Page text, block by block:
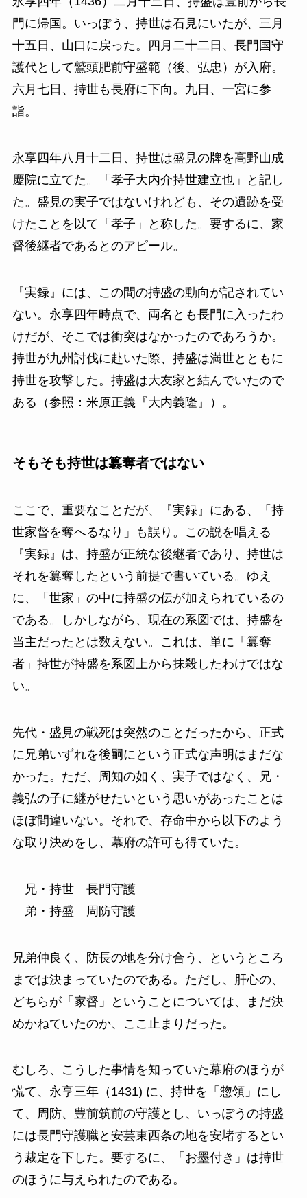
門に帰国。いっぽう、持世は石見にいたが、三月
十五日、山口に戻った。四月二十二日、長門国守
護代として鷲頭肥前守盛範（後、弘忠）が入府。
六月七日、持世も長府に下向。九日、一宮に参
詣。
永享四年八月十二日、持世は盛見の牌を高野山成
慶院に立てた。「孝子大内介持世建立也」と記し
た。盛見の実子ではないけれども、その遺跡を受
けたことを以て「孝子」と称した。要するに、家
督後継者であるとのアピール。
『実録』には、この間の持盛の動向が記されてい
ない。永享四年時点で、両名とも長門に入ったわ
けだが、そこでは衝突はなかったのであろうか。
持世が九州討伐に赴いた際、持盛は満世とともに
持世を攻撃した。持盛は大友家と結んでいたので
ある（参照：米原正義『大内義隆』）。
そもそも持世は簒奪者ではない
ここで、重要なことだが、『実録』にある、「持
世家督を奪へるなり」も誤り。この説を唱える
『実録』は、持盛が正統な後継者であり、持世は
それを簒奪したという前提で書いている。ゆえ
に、「世家」の中に持盛の伝が加えられているの
である。しかしながら、現在の系図では、持盛を
当主だったとは数えない。これは、単に「簒奪
者」持世が持盛を系図上から抹殺したわけではな
い。
先代・盛見の戦死は突然のことだったから、正式
に兄弟いずれを後嗣にという正式な声明はまだな
かった。ただ、周知の如く、実子ではなく、兄・
義弘の子に継がせたいという思いがあったことは
ほぼ間違いない。それで、存命中から以下のよう
な取り決めをし、幕府の許可も得ていた。
兄・持世 長門守護
弟・持盛 周防守護
兄弟仲良く、防長の地を分け合う、というところ
までは決まっていたのである。ただし、肝心の、
どちらが「家督」ということについては、まだ決
めかねていたのか、ここ止まりだった。
むしろ、こうした事情を知っていた幕府のほうが
慌て、永享三年（1431) に、持世を「惣領」にし
て、周防、豊前筑前の守護とし、いっぽうの持盛
には長門守護職と安芸東西条の地を安堵するとい
う裁定を下した。要するに、「お墨付き」は持世
のほうに与えられたのである。